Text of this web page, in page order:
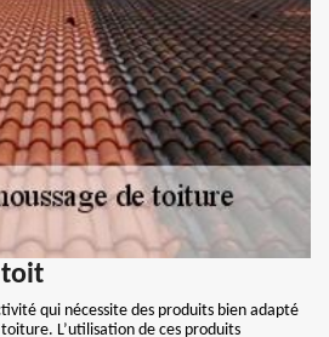
toit
qui nécessite des produits bien adapté
L’utilisation de ces produits